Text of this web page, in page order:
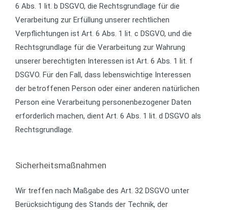
6 Abs. 1 lit. b DSGVO, die Rechtsgrundlage für die
Verarbeitung zur Erfüllung unserer rechtlichen
Verpflichtungen ist Art. 6 Abs. 1 lit. c DSGVO, und die
Rechtsgrundlage für die Verarbeitung zur Wahrung
unserer berechtigten Interessen ist Art. 6 Abs. 1 lit. f
DSGVO. Für den Fall, dass lebenswichtige Interessen
der betroffenen Person oder einer anderen natürlichen
Person eine Verarbeitung personenbezogener Daten
erforderlich machen, dient Art. 6 Abs. 1 lit. d DSGVO als
Rechtsgrundlage.
Sicherheitsmaßnahmen
Wir treffen nach Maßgabe des Art. 32 DSGVO unter
Berücksichtigung des Stands der Technik, der